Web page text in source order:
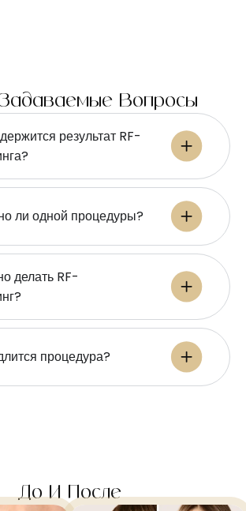
Вопросы
результат RF-
ли одной процедуры?
делать RF-
процедура?
До И После